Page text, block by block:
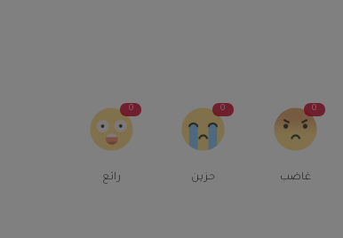
0
غاضب
0
حزين
0
رائع